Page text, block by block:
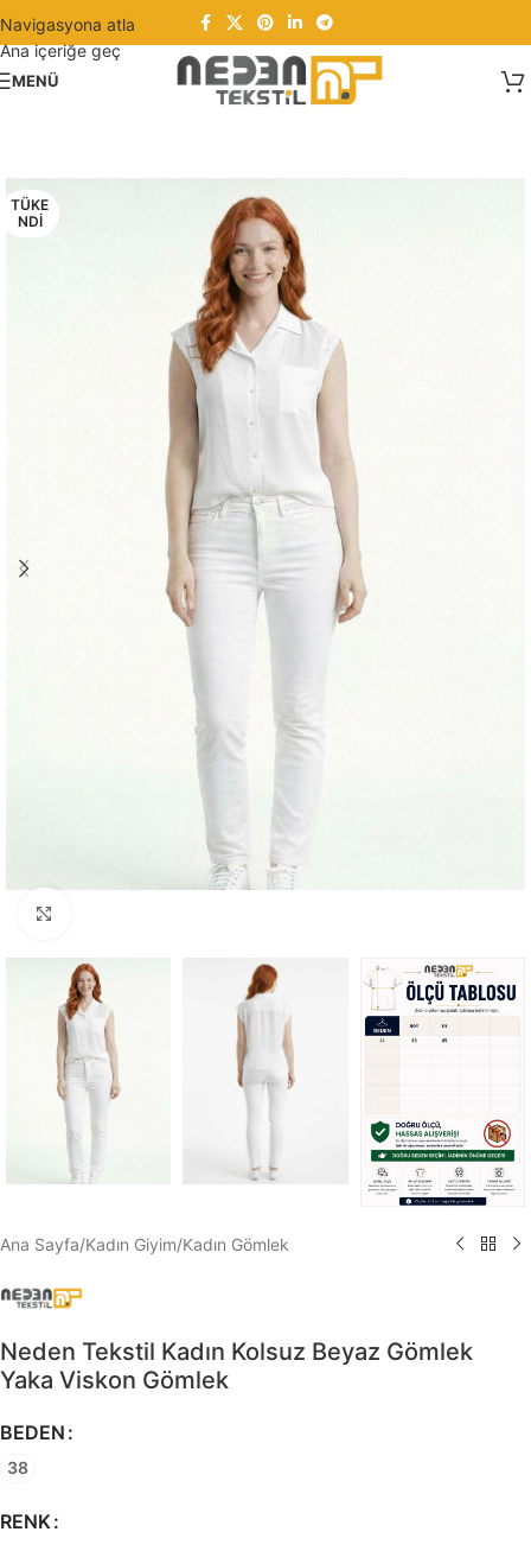
Navigasyona atla
Ana içeriğe geç
MENÜ
TÜKE
NDI
Ana Sayfa/Kadın Giyim/Kadın Gömlek
Neden Tekstil Kadın Kolsuz Beyaz Gömlek
Yaka Viskon Gömlek
BEDEN
38
RENK